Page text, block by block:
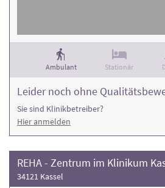
Ambulant Stationär
Leider noch ohne
Sie sind Klinikbetreiber?
Hier anmelden
REHA - Zentrum im Klinikum
34121 Kassel